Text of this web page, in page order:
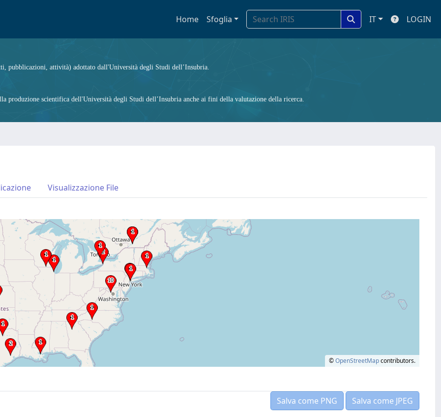
Home Sfoglia IT LOGIN
pubblicazioni, attività) adottato dall'Università degli Studi dell’Insubria.
produzione scientifica dell'Università degli Studi dell’Insubria anche ai fini della valutazione della ricerca.
Visualizzazione File
©OpenStreetMapcontributors.
Salva come PNG
Salva come JPEG